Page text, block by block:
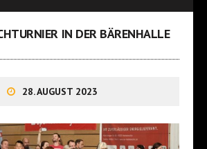
IN DER BÄRENHALLE
28. AUGUST 2023